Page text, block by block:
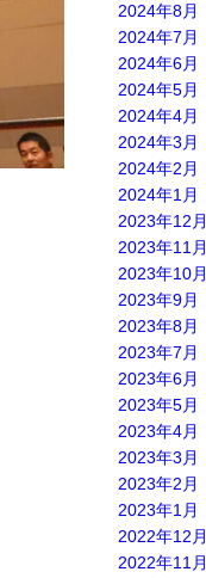
2024年8月
2024年7月
2024年6月
2024年5月
2024年4月
2024年3月
2024年2月
2024年1月
2023年12月
2023年11月
2023年10月
2023年9月
2023年8月
2023年7月
2023年6月
2023年5月
2023年4月
2023年3月
2023年2月
2023年1月
2022年12月
2022年11月